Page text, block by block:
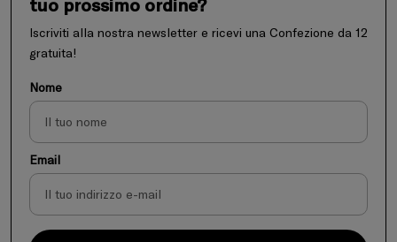
tuo prossimo ordine?
Iscriviti alla nostra newsletter e ricevi una Confezione da 12
gratuita!
Nome
Email